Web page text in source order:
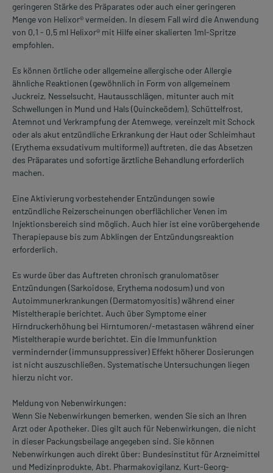
geringeren Stärke des Präparates oder auch einer geringeren
Menge von Helixor® vermeiden. In diesem Fall wird die Anwendung
von 0,1 - 0,5 ml Helixor® mit Hilfe einer skalierten 1ml-Spritze
empfohlen.
Es können örtliche oder allgemeine allergische oder Allergie
ähnliche Reaktionen (gewöhnlich in Form von allgemeinem
Juckreiz, Nesselsucht, Hautausschlägen, mitunter auch mit
Schwellungen in Mund und Hals (Quinckeödem), Schüttelfrost,
Atemnot und Verkrampfung der Atemwege, vereinzelt mit Schock
oder als akut entzündliche Erkrankung der Haut oder Schleimhaut
(Erythema exsudativum multiforme)) auftreten, die das Absetzen
des Präparates und sofortige ärztliche Behandlung erforderlich
machen.
Eine Aktivierung vorbestehender Entzündungen sowie
entzündliche Reizerscheinungen oberflächlicher Venen im
Injektionsbereich sind möglich. Auch hier ist eine vorübergehende
Therapiepause bis zum Abklingen der Entzündungsreaktion
erforderlich.
Es wurde über das Auftreten chronisch granulomatöser
Entzündungen (Sarkoidose, Erythema nodosum) und von
Autoimmunerkrankungen (Dermatomyositis) während einer
Misteltherapie berichtet. Auch über Symptome einer
Hirndruckerhöhung bei Hirntumoren/-metastasen während einer
Misteltherapie wurde berichtet. Ein die Immunfunktion
vermindernder (immunsuppressiver) Effekt höherer Dosierungen
ist nicht auszuschließen. Systematische Untersuchungen liegen
hierzu nicht vor.
Meldung von Nebenwirkungen:
Wenn Sie Nebenwirkungen bemerken, wenden Sie sich an Ihren
Arzt oder Apotheker. Dies gilt auch für Nebenwirkungen, die nicht
in dieser Packungsbeilage angegeben sind. Sie können
Nebenwirkungen auch direkt über: Bundesinstitut für Arzneimittel
und Medizinprodukte, Abt. Pharmakovigilanz, Kurt-Georg-